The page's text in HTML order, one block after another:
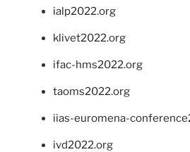
ialp2022.org
klivet2022.org
ifac-hms2022.org
taoms2022.org
iias-euromena-
ivd2022.org